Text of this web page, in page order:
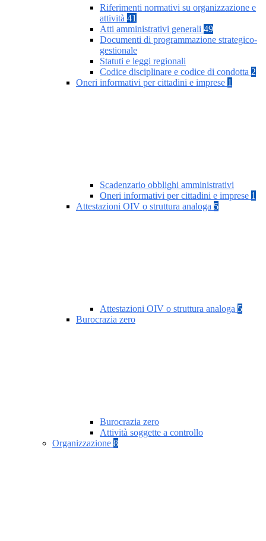
Riferimenti normativi su organizzazione e
attività 41
Atti amministrativi generali 49
Documenti di programmazione strategico-
gestionale
Statuti e leggi regionali
Codice disciplinare e codice di condotta 2
Oneri informativi per cittadini e imprese 1
Scadenzario obblighi amministrativi
Oneri informativi per cittadini e imprese 1
Attestazioni OIV o struttura analoga 5
Attestazioni OIV o struttura analoga 5
Burocrazia zero
Burocrazia zero
Attività soggette a controllo
Organizzazione 8